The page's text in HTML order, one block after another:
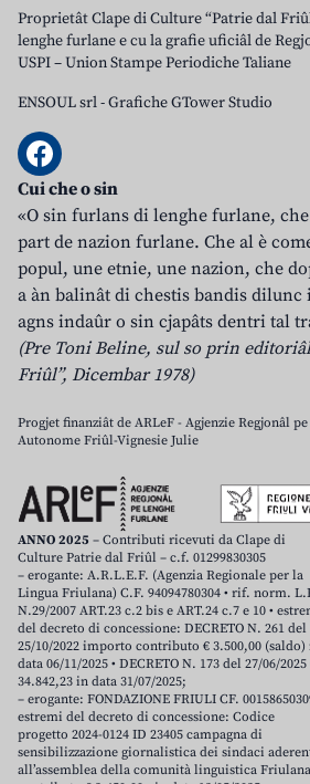
Proprietât Clape di Culture “Patrie dal
lenghe furlane e cu la grafie uficiâl de
USPI – Union Stampe Periodiche Taliane
ENSOUL srl-Grafiche GTower Studio
Cui che o sin
«O sin furlans di lenghe furlane,
part de nazion furlane. Che al è
popul, une etnie, une nazion, che
a àn balinât di chestis bandis dilunc
agns indaûr o sin cjapâts dentri tal
(Pre Toni Beline, sul so prin
Friûl”, Dicembar 1978)
Progjet finanziât de ARLeF - Agjenzie Regjonâl
Autonome Friûl-Vignesie Julie
ANNO 2025 – Contributi ricevuti da Clape di
Culture Patrie dal Friûl – c.f. 01299830305
– erogante: A.R.L.E.F. (Agenzia Regionale per la
Lingua Friulana) C.F. 94094780304 • rif. norm.
N.29/2007 ART.23 c.2 bis e ART.24 c.7 e 10 •
del decreto di concessione: DECRETO N. 261 del
25/10/2022 importo contributo € 3.500,00 (saldo)
data 06/11/2025 • DECRETO N. 173 del 27/06/2025
34.842,23 in data 31/07/2025;
– erogante: FONDAZIONE FRIULI CF.
estremi del decreto di concessione: Codice
progetto 2024-0124 ID 23405 campagna di
sensibilizzazione giornalistica dei sindaci
all’assemblea della comunità linguistica Friulana